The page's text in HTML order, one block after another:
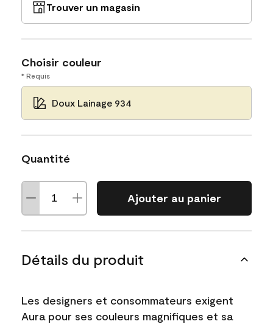
Trouver un magasin
Choisir couleur
* Requis
Doux Lainage 934
Quantité
Ajouter au panier
Détails du produit
Les designers et consommateurs exigent
Aura pour ses couleurs magnifiques et sa